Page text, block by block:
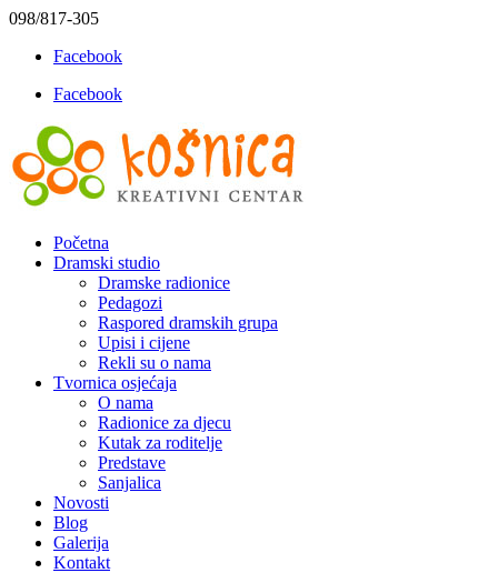
098/817-305
Facebook
Facebook
Početna
Dramski studio
Dramske radionice
Pedagozi
Raspored dramskih grupa
Upisi i cijene
Rekli su o nama
Tvornica osjećaja
O nama
Radionice za djecu
Kutak za roditelje
Predstave
Sanjalica
Novosti
Blog
Galerija
Kontakt